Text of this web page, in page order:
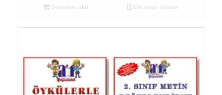
Devamını oku Detayları Göster